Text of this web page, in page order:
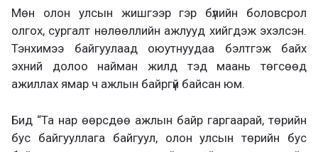
Мөн олон улсын жишгээр гэр бүлийн боловсрол
олгох, сургалт нөлөөллийн ажлууд хийгдэж эхэлсэн.
Тэнхимээ байгуулаад оюутнуудаа бэлтгэж байх
эхний долоо найман жилд тэд маань төгсөөд
ажиллах ямар ч ажлын байргүй байсан юм.
Бид “Та нар өөрсдөө ажлын байр гаргаарай, төрийн
бус байгууллага байгуул, олон улсын төрийн бус